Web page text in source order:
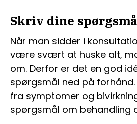
Skriv dine
Når man sidder i
være svært at huske alt,
om. Derfor er det en god
spørgsmål ned på
fra symptomer og
spørgsmål om behandling